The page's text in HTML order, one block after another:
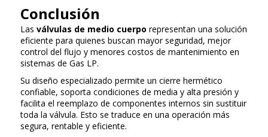
Conclusión
Las válvulas de medio cuerpo representan una solución
eficiente para quienes buscan mayor seguridad, mejor
control del flujo y menores costos de mantenimiento en
sistemas de Gas LP.
Su diseño especializado permite un cierre hermético
confiable, soporta condiciones de media y alta presión y
facilita el reemplazo de componentes internos sin sustituir
toda la válvula. Esto se traduce en una operación más
segura, rentable y eficiente.